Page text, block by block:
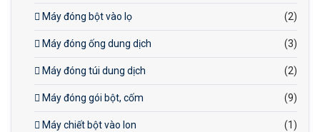
Máy đóng bột vào lọ (2)
Máy đóng ống dung dịch (3)
Máy đóng túi dung dịch (2)
Máy đóng gói bột, cốm (9)
Máy chiết bột vào lon (1)